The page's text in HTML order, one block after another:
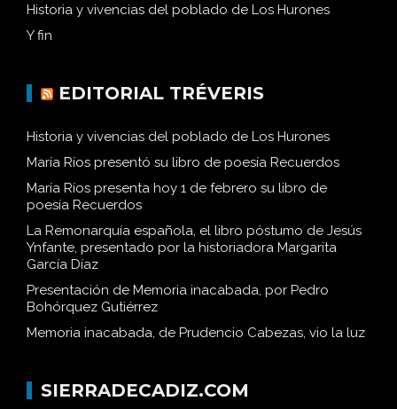
Historia y vivencias del poblado de Los Hurones
Y fin
EDITORIAL TRÉVERIS
Historia y vivencias del poblado de Los Hurones
María Ríos presentó su libro de poesía Recuerdos
María Ríos presenta hoy 1 de febrero su libro de
poesía Recuerdos
La Remonarquía española, el libro póstumo de Jesús
Ynfante, presentado por la historiadora Margarita
García Díaz
Presentación de Memoria inacabada, por Pedro
Bohórquez Gutiérrez
Memoria inacabada, de Prudencio Cabezas, vio la luz
SIERRADECADIZ.COM